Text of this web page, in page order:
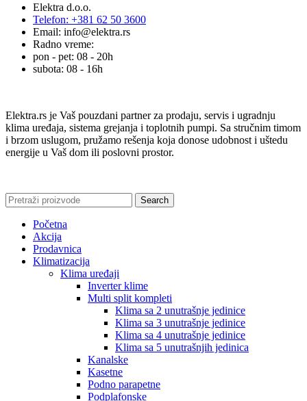
Elektra d.o.o.
Telefon: +381 62 50 3600
Email: info@elektra.rs
Radno vreme:
pon - pet: 08 - 20h
subota: 08 - 16h
Elektra.rs je Vaš pouzdani partner za prodaju, servis i ugradnju
klima uređaja, sistema grejanja i toplotnih pumpi. Sa stručnim timom
i brzom uslugom, pružamo rešenja koja donose udobnost i uštedu
energije u Vaš dom ili poslovni prostor.
Search
Početna
Akcija
Prodavnica
Klimatizacija
Klima uređaji
Inverter klime
Multi split kompleti
Klima sa 2 unutrašnje jedinice
Klima sa 3 unutrašnje jedinice
Klima sa 4 unutrašnje jedinice
Klima sa 5 unutrašnjih jedinica
Kanalske
Kasetne
Podno parapetne
Podplafonske